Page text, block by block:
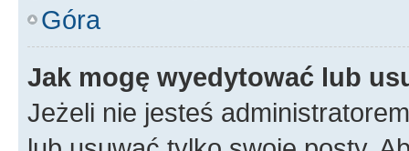
Góra
Jak mogę wyedytować lub
Jeżeli nie jesteś